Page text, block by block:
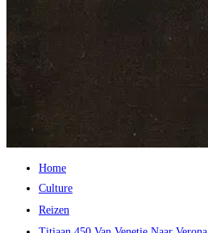
Home
Culture
Reizen